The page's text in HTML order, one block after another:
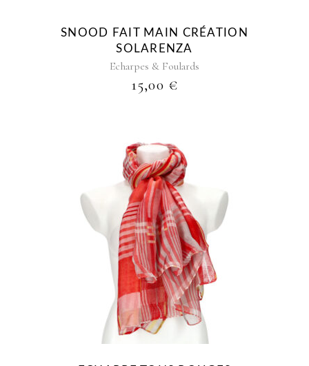
SNOOD FAIT MAIN CRÉATION
SOLARENZA
Echarpes & Foulards
15,00 €